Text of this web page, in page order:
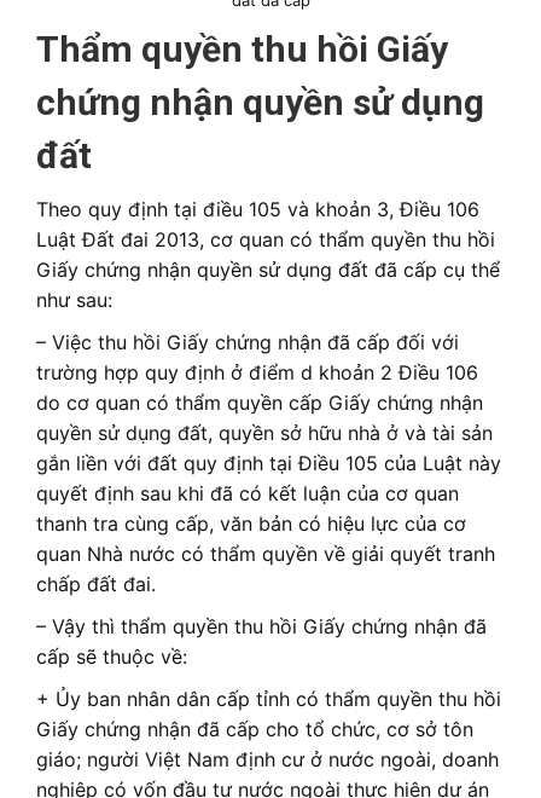
Thẩm quyền thu hồi Giấy
chứng nhận quyền sử dụng
đất
Theo quy định tại điều 105 và khoản 3, Điều 106
Luật Đất đai 2013, cơ quan có thẩm quyền thu hồi
Giấy chứng nhận quyền sử dụng đất đã cấp cụ thể
như sau:
– Việc thu hồi Giấy chứng nhận đã cấp đối với
trường hợp quy định ở điểm d khoản 2 Điều 106
do cơ quan có thẩm quyền cấp Giấy chứng nhận
quyền sử dụng đất, quyền sở hữu nhà ở và tài sản
gắn liền với đất quy định tại Điều 105 của Luật này
quyết định sau khi đã có kết luận của cơ quan
thanh tra cùng cấp, văn bản có hiệu lực của cơ
quan Nhà nước có thẩm quyền về giải quyết tranh
chấp đất đai.
– Vậy thì thẩm quyền thu hồi Giấy chứng nhận đã
cấp sẽ thuộc về:
+ Ủy ban nhân dân cấp tỉnh có thẩm quyền thu hồi
Giấy chứng nhận đã cấp cho tổ chức, cơ sở tôn
giáo; người Việt Nam định cư ở nước ngoài, doanh
nghiệp có vốn đầu tư nước ngoài thực hiện dự án